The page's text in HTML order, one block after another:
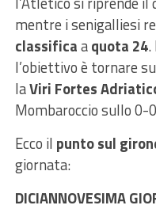
mentre i senigalliesi
classificaaquota 24.
l’obiettivo è tornare
laViri Fortes
Mombaroccio sullo 0-
Ecco il punto sul
giornata:
DICIANNOVESIMA